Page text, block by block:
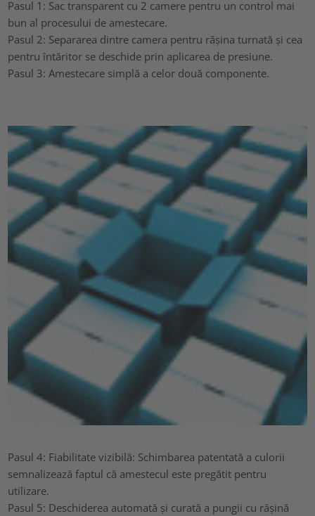
Pasul 1: Sac transparent cu 2 camere pentru un control mai
bun al procesului de amestecare.
Pasul 2: Separarea dintre camera pentru rășina turnată și cea
pentru întăritor se deschide prin aplicarea de presiune.
Pasul 3: Amestecare simplă a celor două componente.
Pasul 4: Fiabilitate vizibilă: Schimbarea patentată a culorii
semnalizează faptul că amestecul este pregătit pentru
utilizare.
Pasul 5: Deschiderea automată și curată a pungii cu rășină